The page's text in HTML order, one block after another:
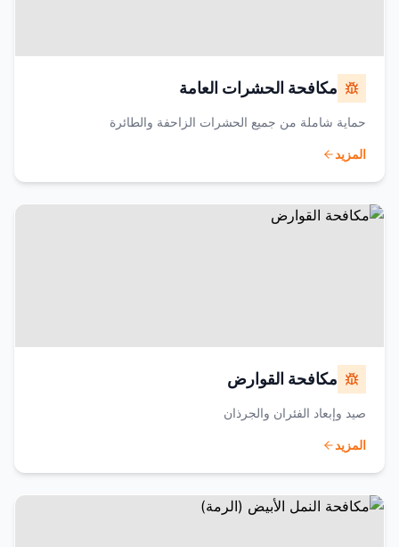
مكافحة الحشرات العامة
حماية شاملة من جميع الحشرات الزاحفة والطائرة
المزيد
مكافحة القوارض
صيد وإبعاد الفئران والجرذان
المزيد